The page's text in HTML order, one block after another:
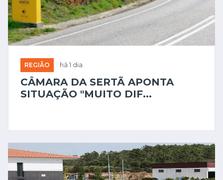
REGIÃO há 1 dia
CÂMARA DA SERTÃ APONTA
SITUAÇÃO "MUITO DIF...